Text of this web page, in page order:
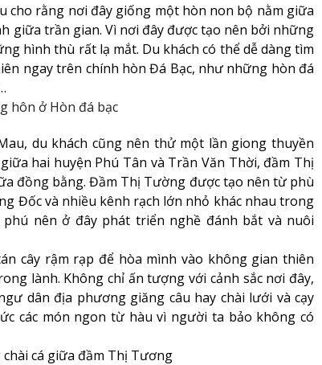
cho rằng nơi đây giống một hòn non bộ nằm giữa
giữa trần gian. Vì nơi đây được tạo nên bởi những
hình thù rất lạ mắt. Du khách có thể dễ dàng tìm
ngay trên chính hòn Đá Bạc, như những hòn đá
hôn ở Hòn đá bạc
du khách cũng nên thử một lần giong thuyền
hai huyện Phú Tân và Trần Văn Thời, đầm Thị
đồng bằng. Đầm Thị Tường được tạo nên từ phù
Đốc và nhiều kênh rạch lớn nhỏ khác nhau trong
nên ở đây phát triển nghề đánh bắt và nuôi
cây rậm rạp để hòa mình vào không gian thiên
lành. Không chỉ ấn tượng với cảnh sắc nơi đây,
dân địa phương giăng câu hay chài lưới và cạy
các món ngon từ hàu vì người ta bảo không có
cá giữa đầm Thị Tương